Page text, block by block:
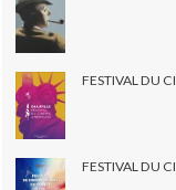
FESTIVAL DU
FESTIVAL DU